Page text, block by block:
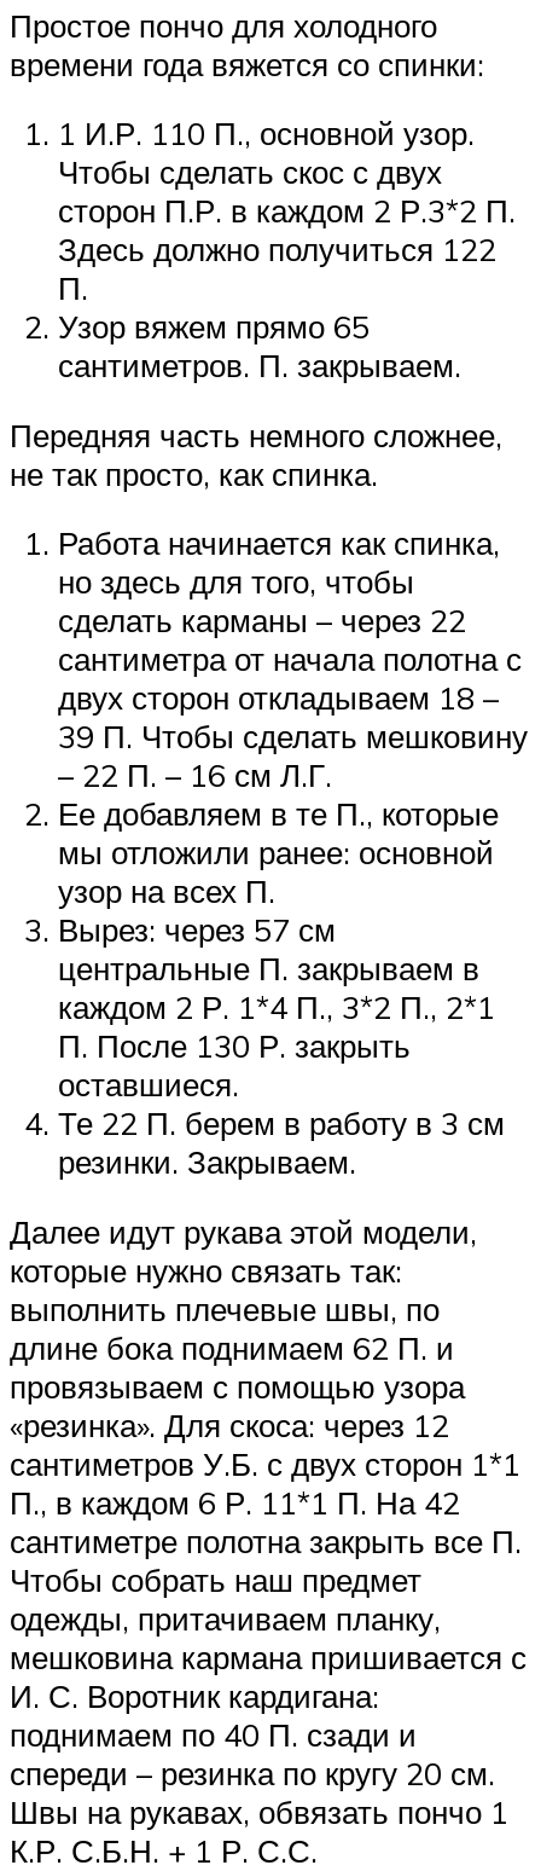
Простое пончо для холодного
времени года вяжется со спинки:
1 И.Р. 110 П., основной узор.
Чтобы сделать скос с двух
сторон П.Р. в каждом 2 Р.3*2 П.
Здесь должно получиться 122
П.
Узор вяжем прямо 65
сантиметров. П. закрываем.
Передняя часть немного сложнее,
не так просто, как спинка.
Работа начинается как спинка,
но здесь для того, чтобы
сделать карманы – через 22
сантиметра от начала полотна с
двух сторон откладываем 18 –
39 П. Чтобы сделать мешковину
– 22 П. – 16 см Л.Г.
Ее добавляем в те П., которые
мы отложили ранее: основной
узор на всех П.
Вырез: через 57 см
центральные П. закрываем в
каждом 2 Р. 1*4 П., 3*2 П., 2*1
П. После 130 Р. закрыть
оставшиеся.
Те 22 П. берем в работу в 3 см
резинки. Закрываем.
Далее идут рукава этой модели,
которые нужно связать так:
выполнить плечевые швы, по
длине бока поднимаем 62 П. и
провязываем с помощью узора
«резинка». Для скоса: через 12
сантиметров У.Б. с двух сторон 1*1
П., в каждом 6 Р. 11*1 П. На 42
сантиметре полотна закрыть все П.
Чтобы собрать наш предмет
одежды, притачиваем планку,
мешковина кармана пришивается с
И. С. Воротник кардигана:
поднимаем по 40 П. сзади и
спереди – резинка по кругу 20 см.
Швы на рукавах, обвязать пончо 1
К.Р. С.Б.Н. + 1 Р. С.С.